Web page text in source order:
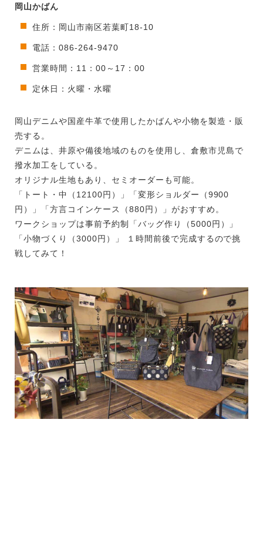
岡山かばん
住所：岡山市南区若葉町18-10
電話：086-264-9470
営業時間：11：00～17：00
定休日：火曜・水曜
岡山デニムや国産牛革で使用したかばんや小物を製造・販
売する。
デニムは、井原や備後地域のものを使用し、倉敷市児島で
撥水加工をしている。
オリジナル生地もあり、セミオーダーも可能。
「トート・中（12100円）」「変形ショルダー（9900
円）」「方言コインケース（880円）」がおすすめ。
ワークショップは事前予約制「バッグ作り（5000円）」
「小物づくり（3000円）」 １時間前後で完成するので挑
戦してみて！